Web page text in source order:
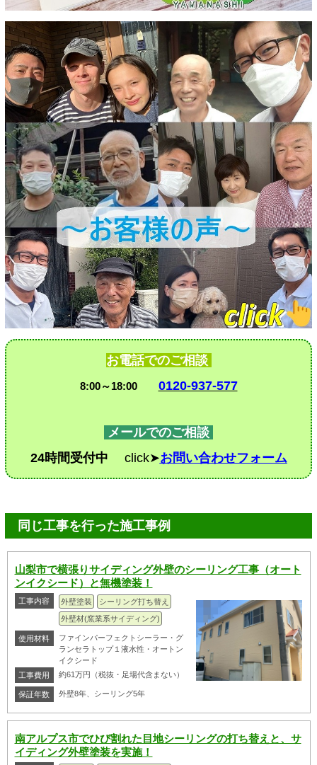
お電話でのご相談
8:00～18:00 0120-937-577
メールでのご相談
24時間受付中 click➤お問い合わせフォーム
同じ工事を行った施工事例
山梨市で横張りサイディング外壁のシーリング工事（オート
ンイクシード）と無機塗装！
工事内容 外壁塗装
シーリング打ち替え
外壁材(窯業系サイディング)
使用材料
ファインパーフェクトシーラー・グ
ランセラトップ１液水性・オートン
イクシード
工事費用
約61万円（税抜・足場代含まない）
保証年数 外壁8年、シーリング5年
南アルプス市でひび割れた目地シーリングの打ち替えと、サ
イディング外壁塗装を実施！